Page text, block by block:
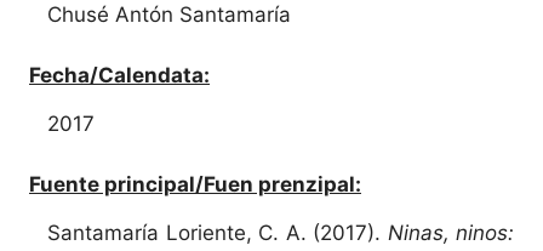
Chusé Antón Santamaría
Fecha/Calendata:
2017
Fuente principal/Fuen prenzipal:
Santamaría Loriente, C. A. (2017). Ninas, ninos: